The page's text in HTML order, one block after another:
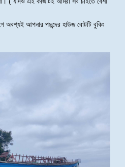
অবশ্যই আপনার পছন্দের হাউজ বোটটি বুকিং